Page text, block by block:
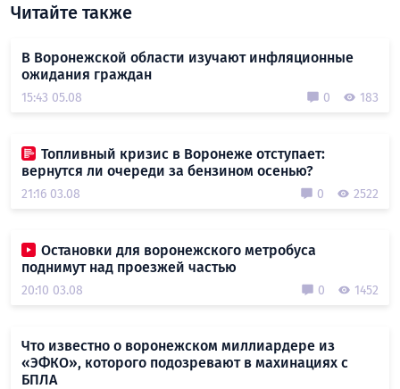
Читайте также
В Воронежской области изучают инфляционные
ожидания граждан
15:43 05.08 0 183
Топливный кризис в Воронеже отступает:
вернутся ли очереди за бензином осенью?
21:16 03.08 0 2522
Остановки для воронежского метробуса
поднимут над проезжей частью
20:10 03.08 0 1452
Что известно о воронежском миллиардере из
«ЭФКО», которого подозревают в махинациях с
БПЛА